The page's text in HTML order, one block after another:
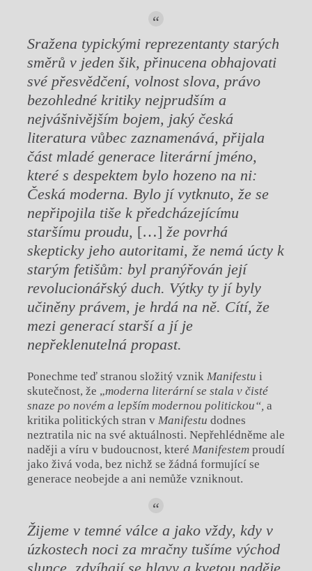
Sražena typickými reprezentanty starých
směrů v jeden šik, přinucena obhajovati
své přesvědčení, volnost slova, právo
bezohledné kritiky nejprudším a
nejvášnivějším bojem, jaký česká
literatura vůbec zaznamenává, přijala
část mladé generace literární jméno,
které s despektem bylo hozeno na ni:
Česká moderna. Bylo jí vytknuto, že se
nepřipojila tiše k předcházejícímu
staršímu proudu, […] že povrhá
skepticky jeho autoritami, že nemá úcty k
starým fetišům: byl pranýřován její
revolucionářský duch. Výtky ty jí byly
učiněny právem, je hrdá na ně. Cítí, že
mezi generací starší a jí je
nepřeklenutelná propast.
Ponechme teď stranou složitý vznik Manifestu i
skutečnost, že „moderna literární se stala v čisté
snaze po novém a lepším modernou politickou“, a
kritika politických stran v Manifestu dodnes
neztratila nic na své aktuálnosti. Nepřehlédněme ale
naději a víru v budoucnost, které Manifestemproudí
jako živá voda, bez nichž se žádná formující se
generace neobejde a ani nemůže vzniknout.
Žijeme v temné válce a jako vždy, kdy v
úzkostech noci za mračny tušíme východ